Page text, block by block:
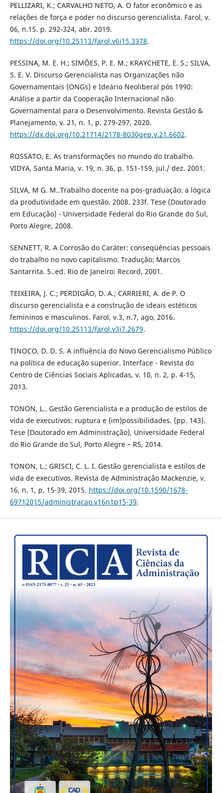
PELLIZARI, K.; CARVALHO NETO, A. O fator econômico e as
relações de força e poder no discurso gerencialista. Farol, v.
06, n.15. p. 292-324, abr. 2019.
https://doi.org/10.25113/farol.v6i15.3378.
PESSINA, M. E. H.; SIMÕES, P. E. M.; KRAYCHETE, E. S.; SILVA,
S. E. V. Discurso Gerencialista nas Organizações não
Governamentais (ONGs) e Ideário Neoliberal pós 1990:
Análise a partir da Cooperação Internacional não
Governamental para o Desenvolvimento. Revista Gestão &
Planejamento, v. 21, n. 1, p. 279-297, 2020.
https://dx.doi.org/10.21714/2178-8030gep.v.21.6602.
ROSSATO, E. As transformações no mundo do trabalho.
VIDYA, Santa Maria, v. 19, n. 36, p. 151-159, jul./ dez. 2001.
SILVA, M G. M..Trabalho docente na pós-graduação: a lógica
da produtividade em questão. 2008. 233f. Tese (Doutorado
em Educação) - Universidade Federal do Rio Grande do Sul,
Porto Alegre, 2008.
SENNETT, R. A Corrosão do Caráter: conseqüências pessoais
do trabalho no novo capitalismo. Tradução: Marcos
Santarrita. 5..ed. Rio de Janeiro: Record, 2001.
TEIXEIRA, J. C.; PERDIGÃO, D. A.; CARRIERI, A. de P. O
discurso gerencialista e a construção de ideais estéticos
femininos e masculinos. Farol, v.3, n.7, ago, 2016.
https://doi.org/10.25113/farol.v3i7.2679.
TINOCO, D. D. S. A influência do Novo Gerencialismo Público
na política de educação superior. Interface - Revista do
Centro de Ciências Sociais Aplicadas, v. 10, n. 2, p. 4-15,
2013.
TONON, L.. Gestão Gerencialista e a produção de estilos de
vida de executivos: ruptura e (im)possibilidades. (pp. 143).
Tese (Doutorado em Administração), Universidade Federal
do Rio Grande do Sul, Porto Alegre – RS, 2014.
TONON, L.; GRISCI, C. L. I. Gestão gerencialista e estilos de
vida de executivos. Revista de Administração Mackenzie, v.
16, n. 1, p. 15-39, 2015. https://doi.org/10.1590/1678-
69712015/administracao.v16n1p15-39.